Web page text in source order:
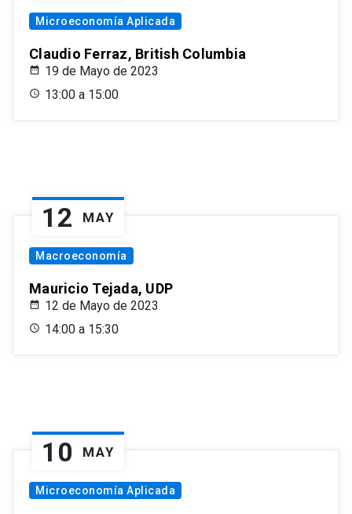
Microeconomía Aplicada
Claudio Ferraz, British Columbia
19 de Mayo de 2023
13:00 a 15:00
12 MAY
Macroeconomía
Mauricio Tejada, UDP
12 de Mayo de 2023
14:00 a 15:30
10 MAY
Microeconomía Aplicada